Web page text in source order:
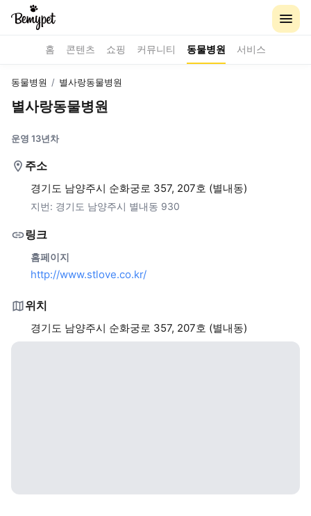
홈 콘텐츠 쇼핑 커뮤니티 동물병원 서비스
동물병원 / 별사랑동물병원
별사랑동물병원
운영 13년차
주소
경기도 남양주시 순화궁로 357, 207호 (별내동)
지번: 경기도 남양주시 별내동 930
링크
홈페이지
http://www.stlove.co.kr/
위치
경기도 남양주시 순화궁로 357, 207호 (별내동)